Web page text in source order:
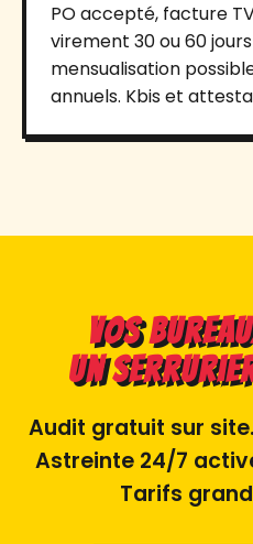
PO accepté, facture
virement 30 ou 60
mensualisation
annuels. Kbis et
Vos
un
Audit gratuit sur
Astreinte 24/7
Tarifs